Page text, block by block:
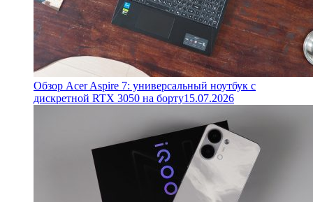
Обзор Acer Aspire 7: универсальный ноутбук с
дискретной RTX 3050 на борту15.07.2026